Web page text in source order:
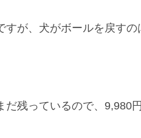
すが、犬がボールを戻す
残っているので、9,980